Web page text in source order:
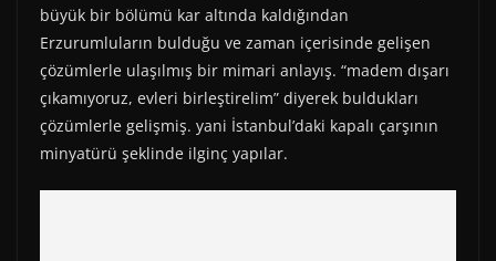
büyük bir bölümü kar altında kaldığından
Erzurumluların bulduğu ve zaman içerisinde gelişen
çözümlerle ulaşılmış bir mimari anlayış. “madem dışarı
çıkamıyoruz, evleri birleştirelim” diyerek buldukları
çözümlerle gelişmiş. yani İstanbul’daki kapalı çarşının
minyatürü şeklinde ilginç yapılar.